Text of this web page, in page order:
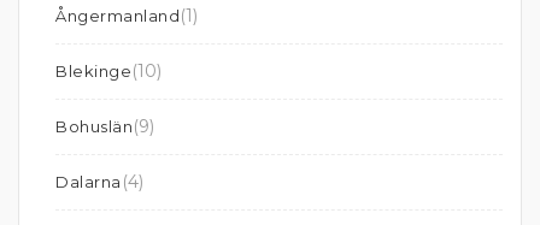
Ångermanland(1)
Blekinge(10)
Bohuslän(9)
Dalarna (4)